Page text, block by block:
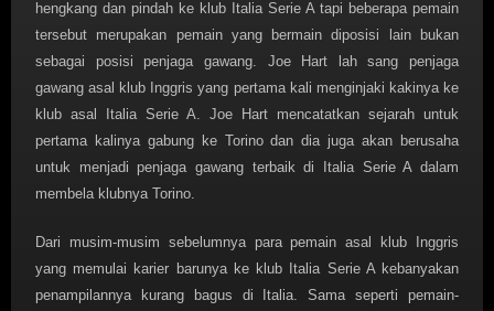
hengkang dan pindah ke klub Italia Serie A tapi beberapa pemain
tersebut merupakan pemain yang bermain diposisi lain bukan
sebagai posisi penjaga gawang. Joe Hart lah sang penjaga
gawang asal klub Inggris yang pertama kali menginjaki kakinya ke
klub asal Italia Serie A. Joe Hart mencatatkan sejarah untuk
pertama kalinya gabung ke Torino dan dia juga akan berusaha
untuk menjadi penjaga gawang terbaik di Italia Serie A dalam
membela klubnya Torino.
Dari musim-musim sebelumnya para pemain asal klub Inggris
yang memulai karier barunya ke klub Italia Serie A kebanyakan
penampilannya kurang bagus di Italia. Sama seperti pemain-